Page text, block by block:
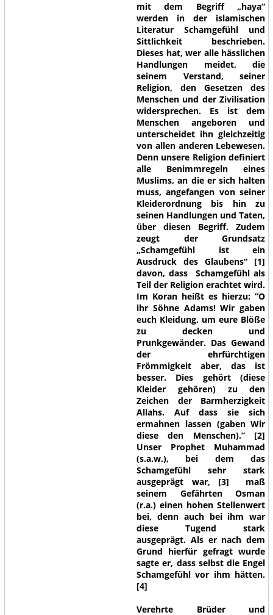
mit dem Begriff „haya“
werden in der islamischen
Literatur Schamgefühl und
Sittlichkeit beschrieben.
Dieses hat, wer alle hässlichen
Handlungen meidet, die
seinem Verstand, seiner
Religion, den Gesetzen des
Menschen und der Zivilisation
widersprechen. Es ist dem
Menschen angeboren und
unterscheidet ihn gleichzeitig
von allen anderen Lebewesen.
Denn unsere Religion definiert
alle Benimmregeln eines
Muslims, an die er sich halten
muss, angefangen von seiner
Kleiderordnung bis hin zu
seinen Handlungen und Taten,
über diesen Begriff. Zudem
zeugt der Grundsatz
„Schamgefühl ist ein
Ausdruck des Glaubens“ [1]
davon, dass Schamgefühl als
Teil der Religion erachtet wird.
Im Koran heißt es hierzu:“O
ihr Söhne Adams! Wir gaben
euch Kleidung, um eure Blöße
zu decken und
Prunkgewänder. Das Gewand
der ehrfürchtigen
Frömmigkeit aber, das ist
besser. Dies gehört (diese
Kleider gehören) zu den
Zeichen der Barmherzigkeit
Allahs. Auf dass sie sich
ermahnen lassen (gaben Wir
diese den Menschen).”[2]
Unser Prophet Muhammad
(s.a.w.), bei dem das
Schamgefühl sehr stark
ausgeprägt war, [3] maß
seinem Gefährten Osman
(r.a.) einen hohen Stellenwert
bei, denn auch bei ihm war
diese Tugend stark
ausgeprägt. Als er nach dem
Grund hierfür gefragt wurde
sagte er, dass selbst die Engel
Schamgefühl vor ihm hätten.
[4]
Verehrte Brüder und